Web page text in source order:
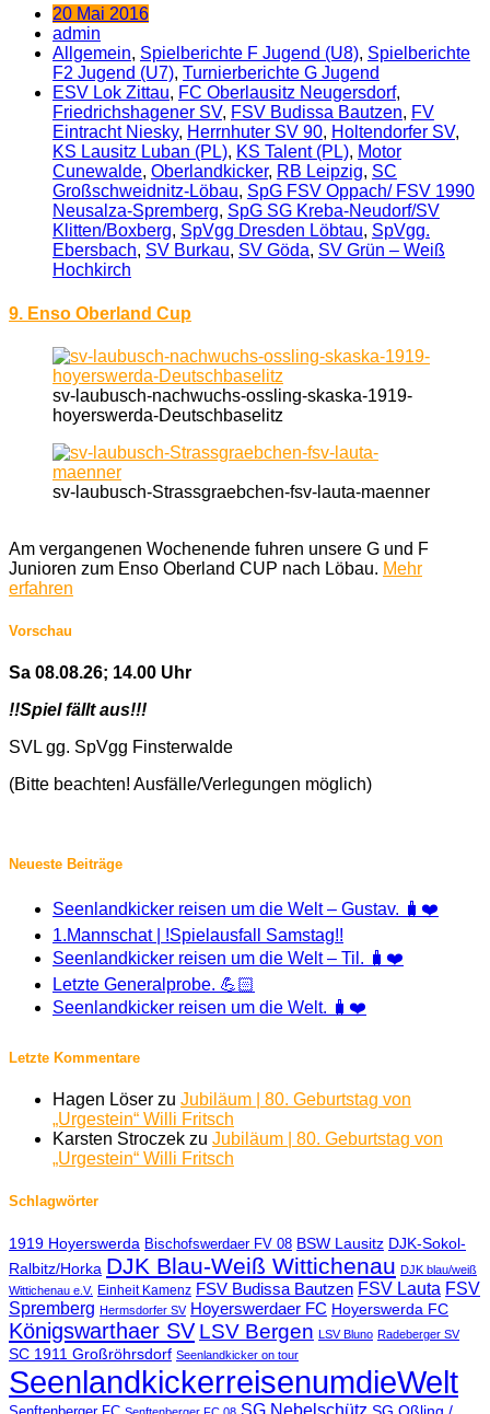
20 Mai 2016
admin
Allgemein, Spielberichte F Jugend (U8), Spielberichte
F2 Jugend (U7), Turnierberichte G Jugend
ESV Lok Zittau, FC Oberlausitz Neugersdorf,
Friedrichshagener SV, FSV Budissa Bautzen, FV
Eintracht Niesky, Herrnhuter SV 90, Holtendorfer SV,
KS Lausitz Luban (PL), KS Talent (PL), Motor
Cunewalde, Oberlandkicker, RB Leipzig, SC
Großschweidnitz-Löbau, SpG FSV Oppach/ FSV 1990
Neusalza-Spremberg, SpG SG Kreba-Neudorf/SV
Klitten/Boxberg, SpVgg Dresden Löbtau, SpVgg.
Ebersbach, SV Burkau, SV Göda, SV Grün – Weiß
Hochkirch
9. Enso Oberland Cup
sv-laubusch-nachwuchs-ossling-skaska-1919-
hoyerswerda-Deutschbaselitz
sv-laubusch-Strassgraebchen-fsv-lauta-maenner
Am vergangenen Wochenende fuhren unsere G und F
Junioren zum Enso Oberland CUP nach Löbau. Mehr
erfahren
Vorschau
Sa 08.08.26; 14.00 Uhr
!!Spiel fällt aus!!!
SVL gg. SpVgg Finsterwalde
(Bitte beachten! Ausfälle/Verlegungen möglich)
Neueste Beiträge
Seenlandkicker reisen um die Welt – Gustav. 🧳❤️
1.Mannschat | !Spielausfall Samstag!!
Seenlandkicker reisen um die Welt – Til. 🧳❤️
Letzte Generalprobe. 💪🏻
Seenlandkicker reisen um die Welt. 🧳❤️
Letzte Kommentare
Hagen Löser zu Jubiläum | 80. Geburtstag von
„Urgestein“ Willi Fritsch
Karsten Stroczek zu Jubiläum | 80. Geburtstag von
„Urgestein“ Willi Fritsch
Schlagwörter
1919 Hoyerswerda Bischofswerdaer FV 08 BSW Lausitz DJK-Sokol-
Ralbitz/Horka DJK Blau-Weiß Wittichenau DJK blau/weiß
Wittichenau e.V. Einheit Kamenz FSV Budissa Bautzen FSV Lauta FSV
Spremberg Hermsdorfer SV Hoyerswerdaer FC Hoyerswerda FC
Königswarthaer SV LSV Bergen LSV Bluno Radeberger SV
SC 1911 Großröhrsdorf Seenlandkicker on tour
SeenlandkickerreisenumdieWelt